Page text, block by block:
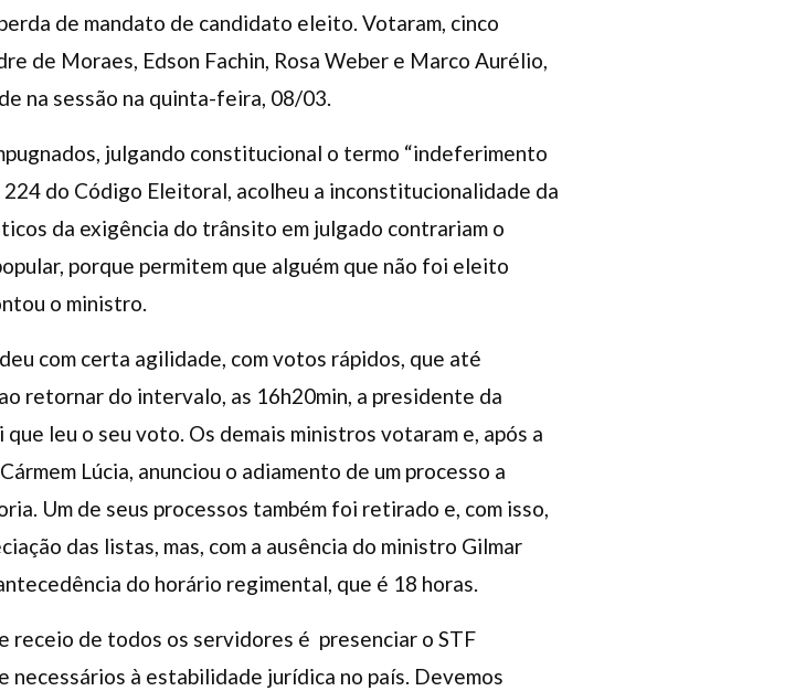
de mandato de candidato eleito. Votaram, cinco
de Moraes, Edson Fachin, Rosa Weber e Marco Aurélio,
na sessão na quinta-feira, 08/03.
julgando constitucional o termo “indeferimento
do Código Eleitoral, acolheu a inconstitucionalidade da
da exigência do trânsito em julgado contrariam o
porque permitem que alguém que não foi eleito
o ministro.
com certa agilidade, com votos rápidos, que até
retornar do intervalo, as 16h20min, a presidente da
leu o seu voto. Os demais ministros votaram e, após a
Lúcia, anunciou o adiamento de um processo a
Um de seus processos também foi retirado e, com isso,
das listas, mas, com a ausência do ministro Gilmar
do horário regimental, que é 18 horas.
receio de todos os servidores é presenciar o STF
à estabilidade jurídica no país. Devemos